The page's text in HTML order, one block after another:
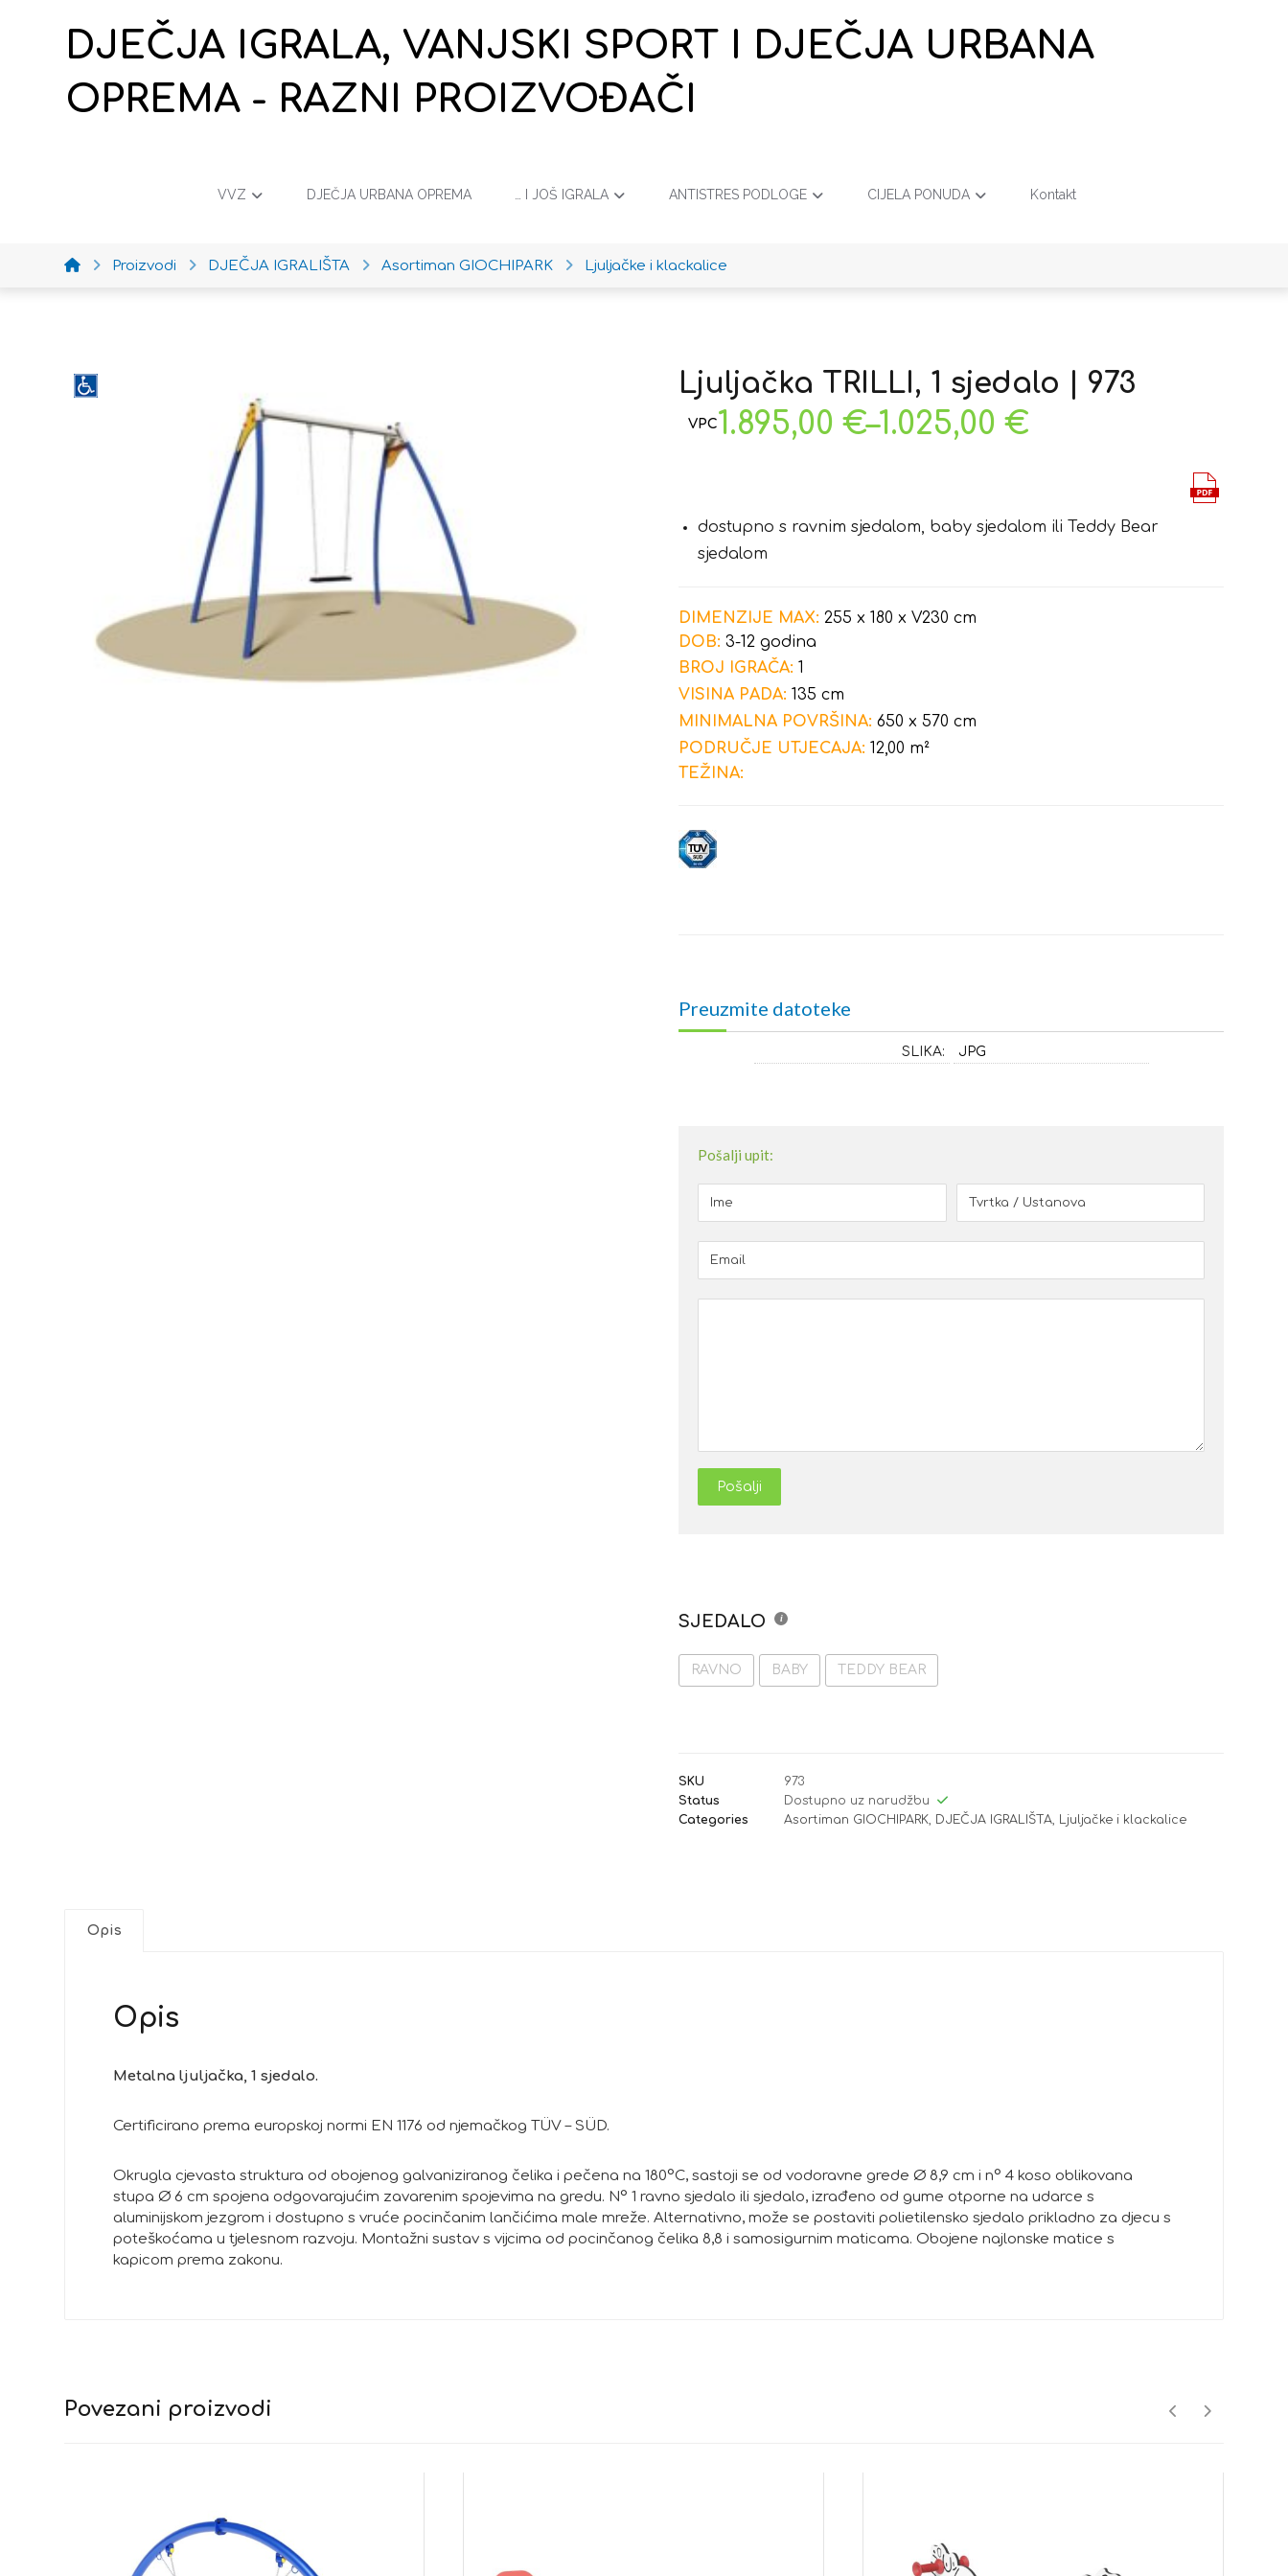
DJEČJA IGRALA, VANJSKI SPORT I DJEČJA URBANA
OPREMA - RAZNI PROIZVOĐAČI
VVZ DJEČJA URBANA OPREMA … I JOŠ IGRALA ANTISTRES PODLOGE CIJELA PONUDA Kontakt
Proizvodi DJEČJA IGRALIŠTA Asortiman GIOCHIPARK Ljuljačke i klackalice
Ljuljačka TRILLI, 1 sjedalo | 973
1.025,00€
–
1.895,00€
dostupno s ravnim sjedalom, baby sjedalom ili Teddy Bear
sjedalom
DIMENZIJE MAX: 255 x 180 x V230 cm
DOB: 3-12 godina
BROJ IGRAČA: 1
VISINA PADA: 135 cm
MINIMALNA POVRŠINA: 650 x 570 cm
PODRUČJE UTJECAJA: 12,00 m²
TEŽINA:
Preuzmite datoteke
SLIKA: JPG
Pošalji upit:
Pošalji
SJEDALO
RAVNO BABY TEDDY BEAR
SKU
973
Status
Dostupno uz narudžbu
Categories
Asortiman GIOCHIPARK, DJEČJA IGRALIŠTA, Ljuljačke i klackalice
Opis
Opis
Metalna ljuljačka, 1 sjedalo.
Certificirano prema europskoj normi EN 1176 od njemačkog TÜV – SÜD.
Okrugla cjevasta struktura od obojenog galvaniziranog čelika i pečena na 180°C, sastoji se od vodoravne grede Ø 8,9 cm i n° 4 koso oblikovana
stupa Ø 6 cm spojena odgovarajućim zavarenim spojevima na gredu. N° 1 ravno sjedalo ili sjedalo, izrađeno od gume otporne na udarce s
aluminijskom jezgrom i dostupno s vruće pocinčanim lančićima male mreže. Alternativno, može se postaviti polietilensko sjedalo prikladno za djecu s
poteškoćama u tjelesnom razvoju. Montažni sustav s vijcima od pocinčanog čelika 8,8 i samosigurnim maticama. Obojene najlonske matice s
kapicom prema zakonu.
Povezani proizvodi